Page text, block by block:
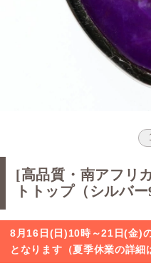
[高品質・南アフリ
トトップ（シルバ
8月16日(日)10時～21日(金)
となります（夏季休業の詳細